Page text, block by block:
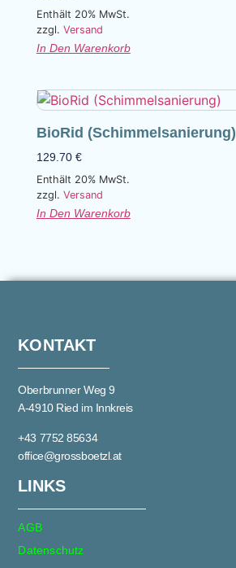
Enthält 20% MwSt.
zzgl. Versand
In Den Warenkorb
BioRid (Schimmelsanierung)
129.70 €
Enthält 20% MwSt.
zzgl. Versand
In Den Warenkorb
LINKS
AGB
Datenschutz
KONTAKT
Oberbrunner Weg 9
A-4910 Ried im Innkreis
+43 7752 85634
office@grossboetzl.at